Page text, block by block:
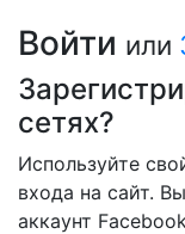
Войти или
сетях?
Используйте
входа на сайт.
аккаунт